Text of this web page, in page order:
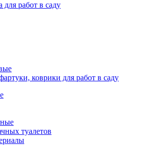
работ в саду
коврики для работ в саду
туалетов